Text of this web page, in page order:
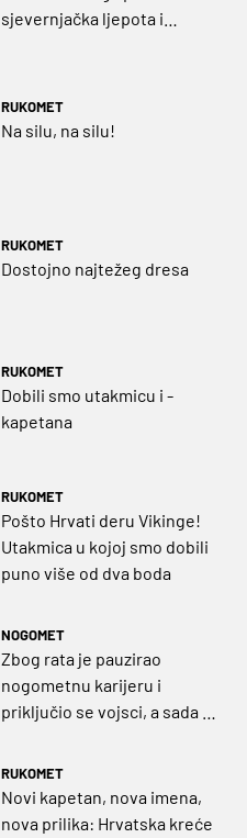
sjevernjačka ljepota i
RUKOMET
Na silu, na silu!
RUKOMET
Dostojno najtežeg dresa
RUKOMET
Dobili smo utakmicu i -
kapetana
RUKOMET
Pošto Hrvati deru Vikinge!
Utakmica u kojoj smo dobili
puno više od dva boda
NOGOMET
Zbog rata je pauzirao
nogometnu karijeru i
priključio se vojsci, a sada je
potvrda ljudskosti"
RUKOMET
Novi kapetan, nova imena,
nova prilika: Hrvatska kreće